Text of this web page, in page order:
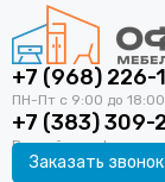
+7 (968) 226-
+7 (383) 309-
Заказать звонок